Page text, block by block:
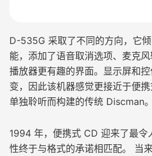
D-535G 采取了不同的方向，它
能，添加了语音取消选项、麦克
播放器更有趣的界面。显示屏和
变，因此该机器感觉更接近于便
单独聆听而构建的传统 Discman。
1994 年，便携式 CD 迎来了最令
性终于与格式的承诺相匹配。 当